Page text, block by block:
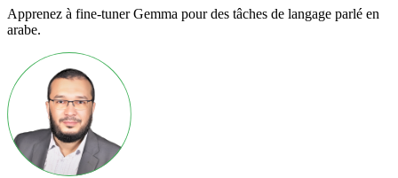
Apprenez à fine-tuner Gemma pour des tâches de langage parlé en
arabe.